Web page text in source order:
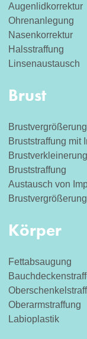
Augenlidkorrektur
Ohrenanlegung
Nasenkorrektur
Halsstraffung
Linsenaustausch
Brust
Bruststraffung mit
Brustverkleinerung
Bruststraffung
Austausch von
Körper
Fettabsaugung
Oberarmstraffung
Labioplastik